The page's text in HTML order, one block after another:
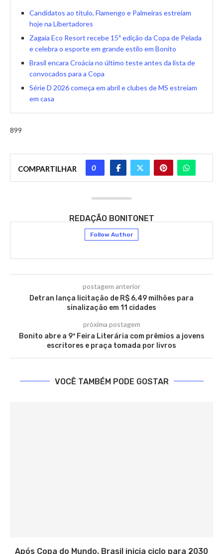
Candidatos ao título, Flamengo e Palmeiras estreiam
hoje na Libertadores
Zagaia Eco Resort recebe 15ª edição da Copa de Pelada
e celebra o esporte em grande estilo em Bonito
Brasil encara Croácia no último teste antes da lista de
convocados para a Copa
Série D 2026 começa em abril e clubes de MS estreiam
em casa
899
COMPARTILHAR 0
REDAÇÃO BONITONET
Follow Author
postagem anterior
Detran lança licitação de R$ 6,49 milhões para
sinalização em 11 cidades
próxima postagem
Bonito abre a 9ª Feira Literária com prêmios a jovens
escritores e praça tomada por livros
VOCÊ TAMBÉM PODE GOSTAR
Após Copa do Mundo, Brasil inicia ciclo para 2030